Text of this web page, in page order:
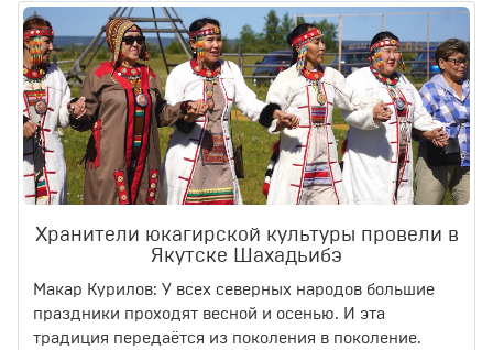
Хранители юкагирской культуры провели в
Якутске Шахадьибэ
Макар Курилов: У всех северных народов большие
праздники проходят весной и осенью. И эта
традиция передаётся из поколения в поколение.